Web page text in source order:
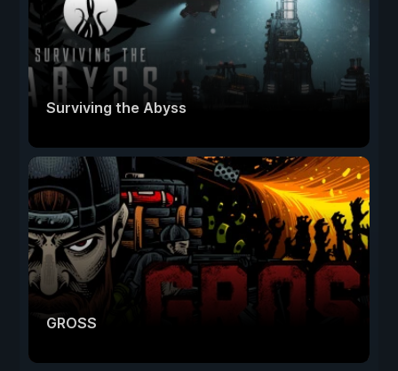
Surviving the Abyss
GROSS